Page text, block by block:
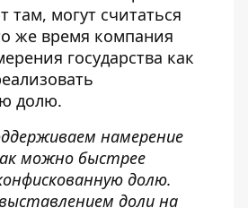
там, могут считаться
же время компания
государства как
долю.
намерение
можно быстрее
долю.
доли на